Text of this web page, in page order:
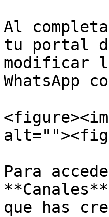
Al
tu portal
modificar
WhatsApp
Para
que has